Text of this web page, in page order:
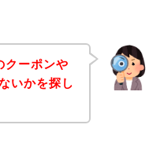
ーポンや
いかを探し